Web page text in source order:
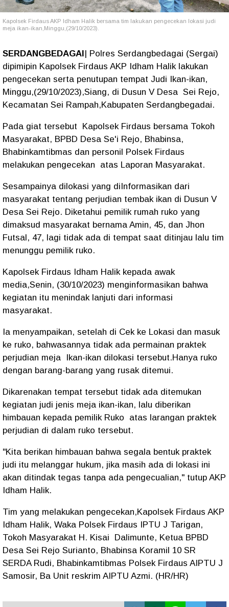
Kapolsek Firdaus AKP Idham Halik bersama tim lakukan pengecekan lokasi judi
meja ikan-ikan,Minggu,(29/10/2023).
SERDANGBEDAGAI| Polres Serdangbedagai (Sergai)
dipimipin Kapolsek Firdaus AKP Idham Halik lakukan
pengecekan serta penutupan tempat Judi Ikan-ikan,
Minggu,(29/10/2023),Siang, di Dusun V Desa Sei Rejo,
Kecamatan Sei Rampah,Kabupaten Serdangbegadai.
Pada giat tersebut Kapolsek Firdaus bersama Tokoh
Masyarakat, BPBD Desa Se'i Rejo, Bhabinsa,
Bhabinkamtibmas dan personil Polsek Firdaus
melakukan pengecekan atas Laporan Masyarakat.
Sesampainya dilokasi yang diInformasikan dari
masyarakat tentang perjudian tembak ikan di Dusun V
Desa Sei Rejo. Diketahui pemilik rumah ruko yang
dimaksud masyarakat bernama Amin, 45, dan Jhon
Futsal, 47, lagi tidak ada di tempat saat ditinjau lalu tim
menunggu pemilik ruko.
Kapolsek Firdaus Idham Halik kepada awak
media,Senin, (30/10/2023) menginformasikan bahwa
kegiatan itu menindak lanjuti dari informasi
masyarakat.
Ia menyampaikan, setelah di Cek ke Lokasi dan masuk
ke ruko, bahwasannya tidak ada permainan praktek
perjudian meja Ikan-ikan dilokasi tersebut.Hanya ruko
dengan barang-barang yang rusak ditemui.
Dikarenakan tempat tersebut tidak ada ditemukan
kegiatan judi jenis meja ikan-ikan, lalu diberikan
himbauan kepada pemilik Ruko atas larangan praktek
perjudian di dalam ruko tersebut.
"Kita berikan himbauan bahwa segala bentuk praktek
judi itu melanggar hukum, jika masih ada di lokasi ini
akan ditindak tegas tanpa ada pengecualian," tutup AKP
Idham Halik.
Tim yang melakukan pengecekan,Kapolsek Firdaus AKP
Idham Halik, Waka Polsek Firdaus IPTU J Tarigan,
Tokoh Masyarakat H. Kisai Dalimunte, Ketua BPBD
Desa Sei Rejo Surianto, Bhabinsa Koramil 10 SR
SERDA Rudi, Bhabinkamtibmas Polsek Firdaus AIPTU J
Samosir, Ba Unit reskrim AIPTU Azmi. (HR/HR)